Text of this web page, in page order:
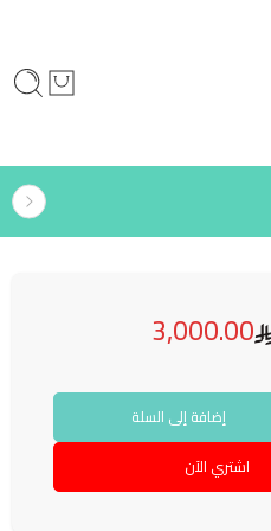
3,000.00
إضافة إلى السلة
اشتري الآن